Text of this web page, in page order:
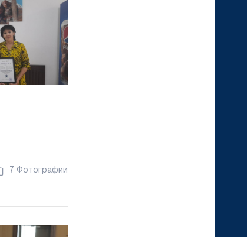
7 Фотографии